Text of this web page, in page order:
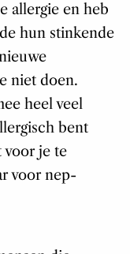
allergie en heb
hun stinkende
niet doen.
heel veel
bent
voor je te
voor nep-